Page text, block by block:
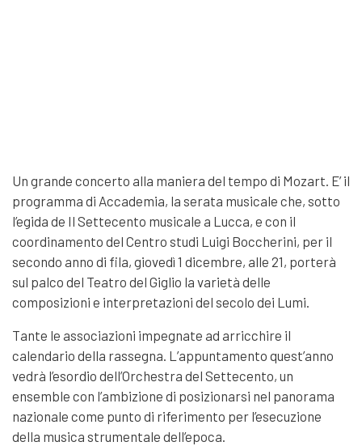
Un grande concerto alla maniera del tempo di Mozart. E’ il
programma di Accademia, la serata musicale che, sotto
l’egida de Il Settecento musicale a Lucca, e con il
coordinamento del Centro studi Luigi Boccherini, per il
secondo anno di fila, giovedì 1 dicembre, alle 21, porterà
sul palco del Teatro del Giglio la varietà delle
composizioni e interpretazioni del secolo dei Lumi.
Tante le associazioni impegnate ad arricchire il
calendario della rassegna. L’appuntamento quest’anno
vedrà l’esordio dell’Orchestra del Settecento, un
ensemble con l’ambizione di posizionarsi nel panorama
nazionale come punto di riferimento per l’esecuzione
della musica strumentale dell’epoca.